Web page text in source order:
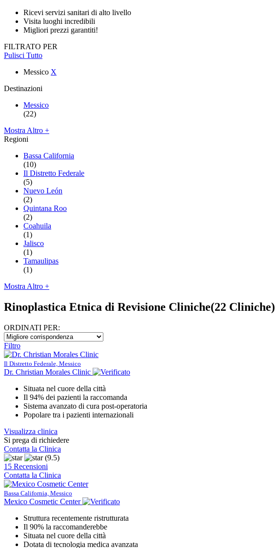
Ricevi servizi sanitari di alto livello
Visita luoghi incredibili
Migliori prezzi garantiti!
FILTRATO PER
Pulisci Tutto
Messico X
Destinazioni
Messico
(22)
Mostra Altro +
Regioni
Bassa California
(10)
Il Distretto Federale
(5)
Nuevo León
(2)
Quintana Roo
(2)
Coahuila
(1)
Jalisco
(1)
Tamaulipas
(1)
Mostra Altro +
Rinoplastica Etnica di Revisione Cliniche(22 Cliniche)
ORDINATI PER:
Filtro
Il Distretto Federale, Messico
Dr. Christian Morales Clinic
Situata nel cuore della città
Il 94% dei pazienti la raccomanda
Sistema avanzato di cura post-operatoria
Popolare tra i pazienti internazionali
Visualizza clinica
Si prega di richiedere
Contatta la Clinica
(9.5)
15 Recensioni
Contatta la Clinica
Bassa California, Messico
Mexico Cosmetic Center
Struttura recentemente ristrutturata
Il 90% la raccomanderebbe
Situata nel cuore della città
Dotata di tecnologia medica avanzata